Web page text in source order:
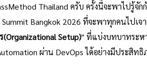
Thailand ครับ ครั้งนี้จะพาไปรู้
Summit Bangkok 2026 ที่จะพาทุกคนไปเ
(Organizational Setup)" ที่แบ่งบทบาทระห
ผ่าน DevOps ได้อย่างมีประสิทธิ